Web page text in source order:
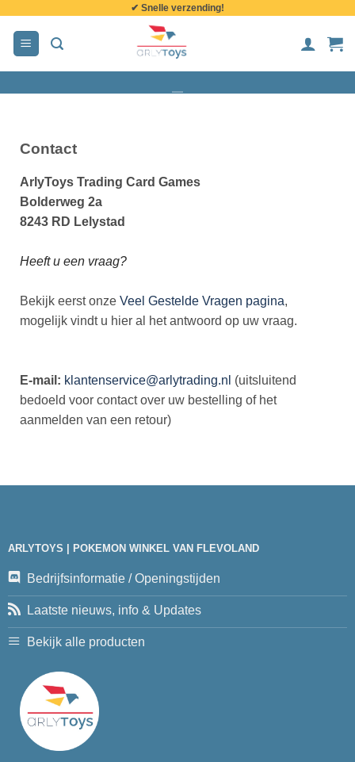
inhoud
✔ Snelle verzending!
Contact
ArlyToys Trading Card Games
Bolderweg 2a
8243 RD Lelystad
Heeft u een vraag?
Bekijk eerst onze Veel Gestelde Vragen pagina,
mogelijk vindt u hier al het antwoord op uw vraag.
E-mail: klantenservice@arlytrading.nl (uitsluitend
bedoeld voor contact over uw bestelling of het
aanmelden van een retour)
ARLYTOYS | POKEMON WINKEL VAN FLEVOLAND
Bedrijfsinformatie / Openingstijden
Laatste nieuws, info & Updates
Bekijk alle producten